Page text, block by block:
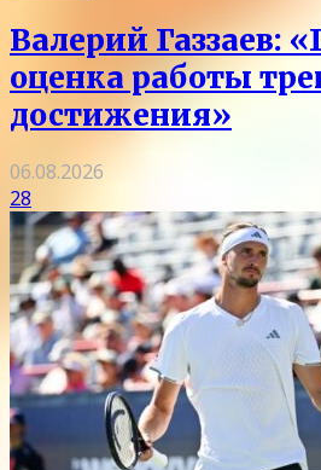
Валерий Газзаев:
оценка работы
достижения»
06.08.2026
28